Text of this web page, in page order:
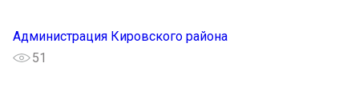
Администрация Кировского района
51